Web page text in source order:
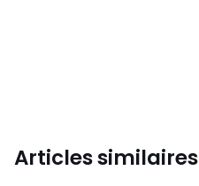
Articles similaires